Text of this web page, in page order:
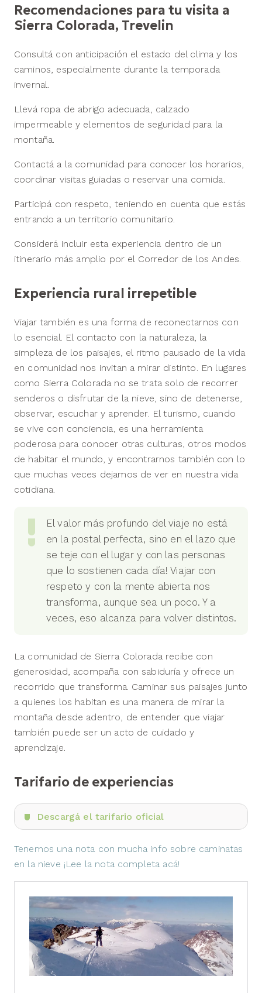
Recomendaciones para tu visita a
Sierra Colorada, Trevelin
Consultá con anticipación el estado del clima y los
caminos, especialmente durante la temporada
invernal.
Llevá ropa de abrigo adecuada, calzado
impermeable y elementos de seguridad para la
montaña.
Contactá a la comunidad para conocer los horarios,
coordinar visitas guiadas o reservar una comida.
Participá con respeto, teniendo en cuenta que estás
entrando a un territorio comunitario.
Considerá incluir esta experiencia dentro de un
itinerario más amplio por el Corredor de los Andes.
Experiencia rural irrepetible
Viajar también es una forma de reconectarnos con
lo esencial. El contacto con la naturaleza, la
simpleza de los paisajes, el ritmo pausado de la vida
en comunidad nos invitan a mirar distinto. En lugares
como Sierra Colorada no se trata solo de recorrer
senderos o disfrutar de la nieve, sino de detenerse,
observar, escuchar y aprender. El turismo, cuando
se vive con conciencia, es una herramienta
poderosa para conocer otras culturas, otros modos
de habitar el mundo, y encontrarnos también con lo
que muchas veces dejamos de ver en nuestra vida
cotidiana.
El valor más profundo del viaje no está
en la postal perfecta, sino en el lazo que
se teje con el lugar y con las personas
que lo sostienen cada día! Viajar con
respeto y con la mente abierta nos
transforma, aunque sea un poco. Y a
veces, eso alcanza para volver distintos.
La comunidad de Sierra Colorada recibe con
generosidad, acompaña con sabiduría y ofrece un
recorrido que transforma. Caminar sus paisajes junto
a quienes los habitan es una manera de mirar la
montaña desde adentro, de entender que viajar
también puede ser un acto de cuidado y
aprendizaje.
Tarifario de experiencias
Descargá el tarifario oficial
Tenemos una nota con mucha info sobre caminatas
en la nieve ¡Lee la nota completa acá!